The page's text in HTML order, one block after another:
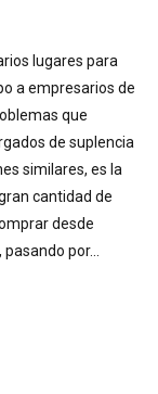
lugares para
a empresarios de
que
de suplencia
similares, es la
cantidad de
desde
por...